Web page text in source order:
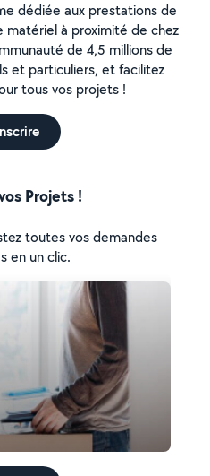
dédiée aux prestations de
matériel à proximité de chez
de 4,5 millions de
et particuliers, et facilitez
tous vos projets !
Projets !
toutes vos demandes
en un clic.